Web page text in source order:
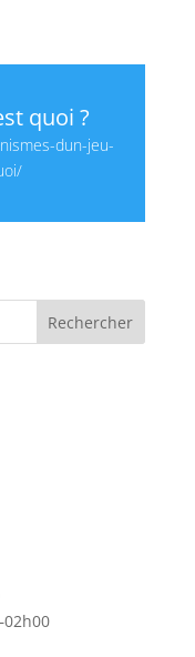
quoi ?
dun-jeu-